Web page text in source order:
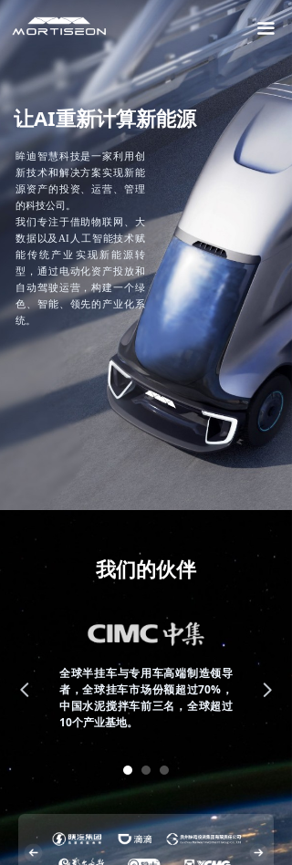
끀
首页
我们的优势
我们的业务
眸迪动态
眸迪智慧科技是一家利用创
新技术和解决方案实现新能
源资产的投资、运营、管理
的科技公司。
我们专注于借助物联网、大
数据以及AI人工智能技术赋
能传统产业实现新能源转
型，通过电动化资产投放和
自动驾驶运营，构建一个绿
色、智能、领先的产业化系
统。
让AI重新计算新能源
我们的伙伴
全球半挂车与专用车高端制造领导
者，全球挂车市场份额超过70%，
中国水泥搅拌车前三名，全球超过
10个产业基地。
넳 넲
넳 넲